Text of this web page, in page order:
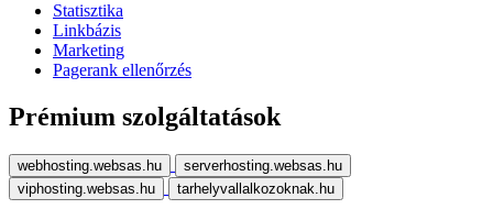
Statisztika
Linkbázis
Marketing
Pagerank ellenőrzés
Prémium szolgáltatások
webhosting.websas.hu
serverhosting.websas.hu
viphosting.websas.hu
tarhelyvallalkozoknak.hu